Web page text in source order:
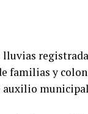
familias y